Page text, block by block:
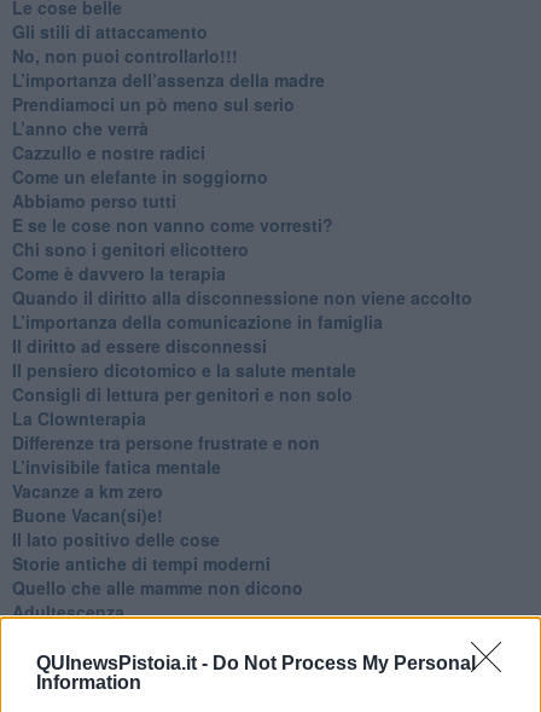
QUInewsPistoia.it - Do Not Process My Personal
Information
Le cose belle
​Gli stili di attaccamento
No, non puoi controllarlo!!!
​L’importanza dell’assenza della madre
​Prendiamoci un pò meno sul serio
​L’anno che verrà
​Cazzullo e nostre radici
​Come un elefante in soggiorno
​Abbiamo perso tutti
E se le cose non vanno come vorresti?
​Chi sono i genitori elicottero
Come è davvero la terapia
Quando il diritto alla disconnessione non viene accolto
​L’importanza della comunicazione in famiglia
​Il diritto ad essere disconnessi
​Il pensiero dicotomico e la salute mentale
​Consigli di lettura per genitori e non solo
​La Clownterapia
​Differenze tra persone frustrate e non
L’invisibile fatica mentale
Vacanze a km zero
​Buone Vacan(si)e!
​Il lato positivo delle cose
​Storie antiche di tempi moderni
​Quello che alle mamme non dicono
Adultescenza
​4 anni di Blog
Quando il silenzio è aggressivo